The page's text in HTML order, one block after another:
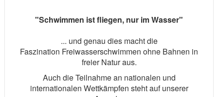
"Schwimmen ist fliegen, nur im Wasser"
... und genau dies macht die
Faszination Freiwasserschwimmen ohne Bahnen in
freier Natur aus.
Auch die Teilnahme an nationalen und
internationalen Wettkämpfen steht auf unserer